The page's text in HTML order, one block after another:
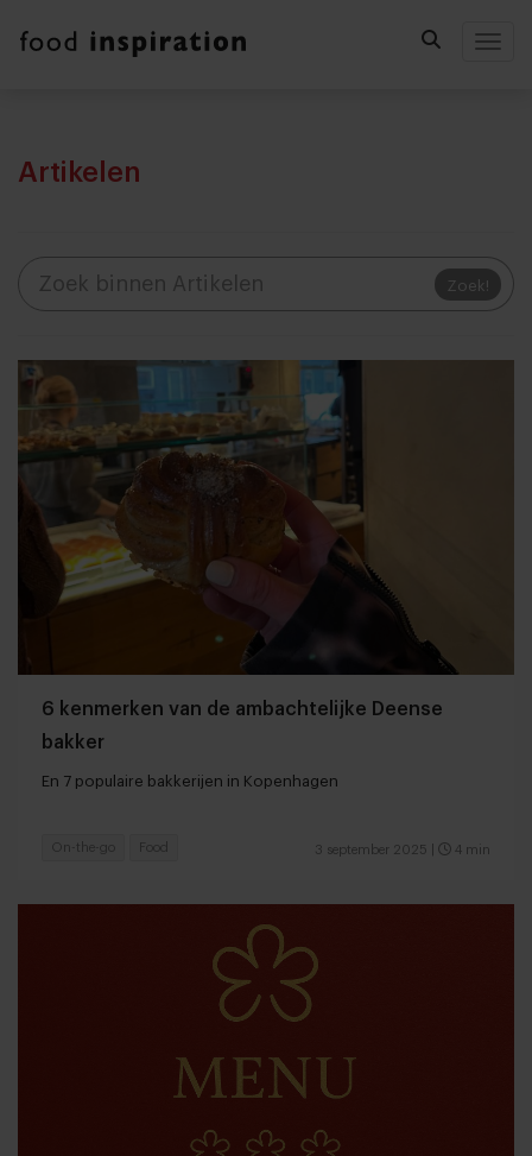
Artikelen
Zoek!
6 kenmerken van de ambachtelijke Deense
bakker
En 7 populaire bakkerijen in Kopenhagen
3 september 2025 4 min
On-the-go Food